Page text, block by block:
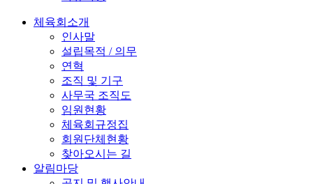
체육회소개
인사말
설립목적 / 의무
연혁
조직 및 기구
사무국 조직도
임원현황
체육회규정집
회원단체현황
찾아오시는 길
알림마당